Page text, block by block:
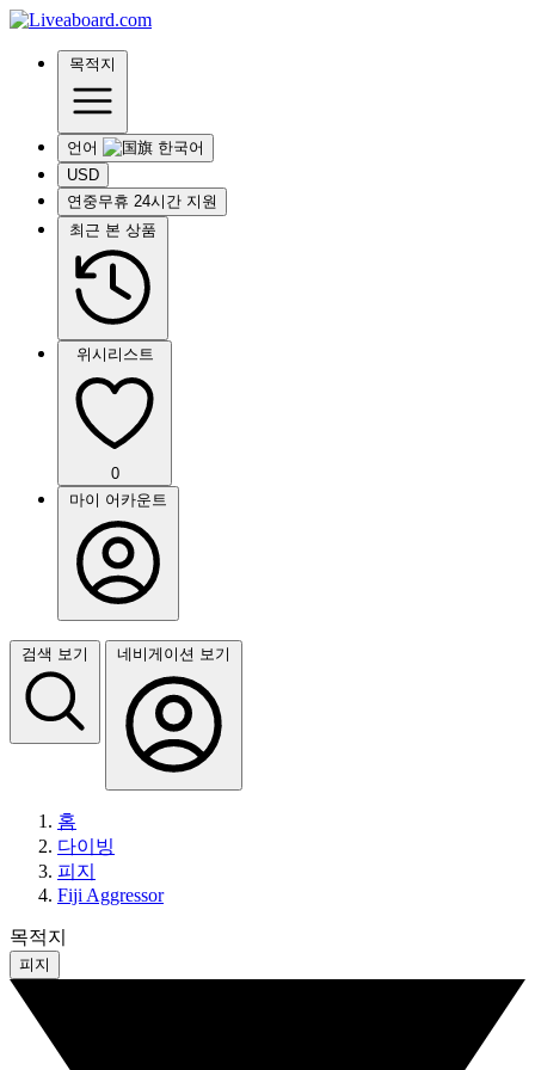
목적지
언어
USD
연중무휴 24시간 지원
최근 본 상품
위시리스트
0
마이 어카운트
검색 보기 네비게이션 보기
홈
다이빙
피지
Fiji Aggressor
목적지
피지